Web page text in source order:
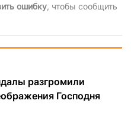
ошибку, чтобы сообщить
разгромили
Господня